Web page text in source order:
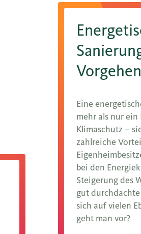
Eine
mehr als nur ein
Klimaschutz –
zahlreiche
bei den
Steigerung des
gut
sich auf vielen
geht man vor?